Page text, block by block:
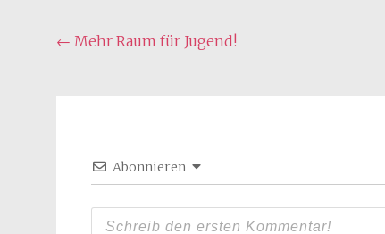
Beitragsnavigation
← Mehr Raum für Jugend!
Abonnieren